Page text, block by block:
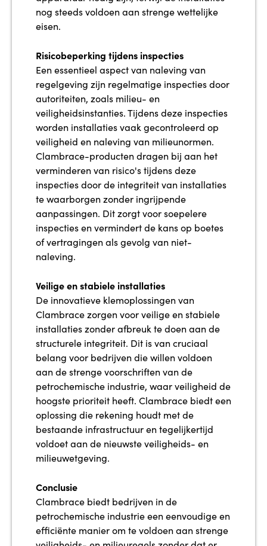
nog steeds voldoen aan strenge wettelijke
eisen.
Risicobeperking tijdens inspecties
Een essentieel aspect van naleving van
regelgeving zijn regelmatige inspecties door
autoriteiten, zoals milieu- en
veiligheidsinstanties. Tijdens deze inspecties
worden installaties vaak gecontroleerd op
veiligheid en naleving van milieunormen.
Clambrace-producten dragen bij aan het
verminderen van risico's tijdens deze
inspecties door de integriteit van installaties
te waarborgen zonder ingrijpende
aanpassingen. Dit zorgt voor soepelere
inspecties en vermindert de kans op boetes
of vertragingen als gevolg van niet-
naleving.
Veilige en stabiele installaties
De innovatieve klemoplossingen van
Clambrace zorgen voor veilige en stabiele
installaties zonder afbreuk te doen aan de
structurele integriteit. Dit is van cruciaal
belang voor bedrijven die willen voldoen
aan de strenge voorschriften van de
petrochemische industrie, waar veiligheid de
hoogste prioriteit heeft. Clambrace biedt een
oplossing die rekening houdt met de
bestaande infrastructuur en tegelijkertijd
voldoet aan de nieuwste veiligheids- en
milieuwetgeving.
Conclusie
Clambrace biedt bedrijven in de
petrochemische industrie een eenvoudige en
efficiënte manier om te voldoen aan strenge